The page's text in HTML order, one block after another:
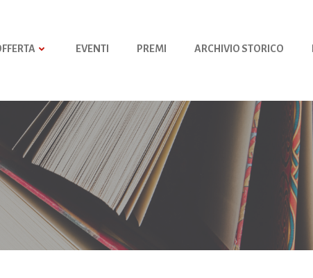
EVENTI PREMI ARCHIVIO STORICO